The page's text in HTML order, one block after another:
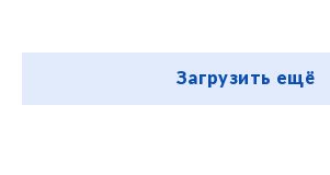
Загрузить ещё